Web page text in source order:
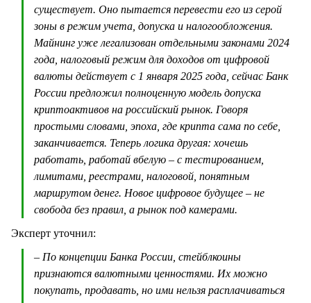
существует. Оно пытается перевести его из серой
зоны в режим учета, допуска и налогообложения.
Майнинг уже легализован отдельными законами 2024
года, налоговый режим для доходов от цифровой
валюты действует с 1 января 2025 года, сейчас Банк
России предложил полноценную модель допуска
криптоактивов на российский рынок. Говоря
простыми словами, эпоха, где крипта сама по себе,
заканчивается. Теперь логика другая: хочешь
работать, работай вбелую – с тестированием,
лимитами, реестрами, налоговой, понятным
маршрутом денег. Новое цифровое будущее – не
свобода без правил, а рынок под камерами.
Эксперт уточнил:
– По концепции Банка России, стейблкоины
признаются валютными ценностями. Их можно
покупать, продавать, но ими нельзя расплачиваться